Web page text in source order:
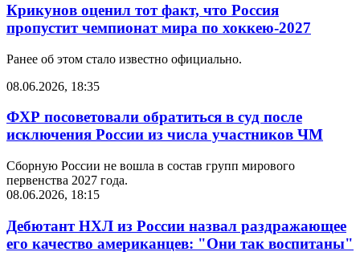
Крикунов оценил тот факт, что Россия
пропустит чемпионат мира по хоккею-2027
Ранее об этом стало известно официально.
08.06.2026, 18:35
ФХР посоветовали обратиться в суд после
исключения России из числа участников ЧМ
Сборную России не вошла в состав групп мирового
первенства 2027 года.
08.06.2026, 18:15
Дебютант НХЛ из России назвал раздражающее
его качество американцев: "Они так воспитаны"